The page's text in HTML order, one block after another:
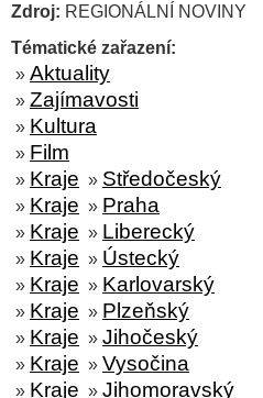
Zdroj: REGIONÁLNÍ NOVINY
Tématické zařazení:
» Aktuality
» Zajímavosti
» Kultura
» Film
» Kraje » Středočeský
» Kraje » Praha
» Kraje » Liberecký
» Kraje » Ústecký
» Kraje » Karlovarský
» Kraje » Plzeňský
» Kraje » Jihočeský
» Kraje » Vysočina
» Kraje » Jihomoravský